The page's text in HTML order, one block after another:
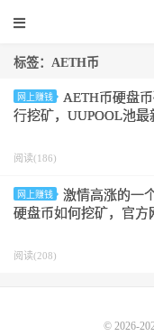
标签：AETH币
网上赚钱
AETH币硬盘
行挖矿，UUPOOL池最
阅读(186)
网上赚钱
激情高涨的一
硬盘币如何挖矿，官方
阅读(208)
© 2026-